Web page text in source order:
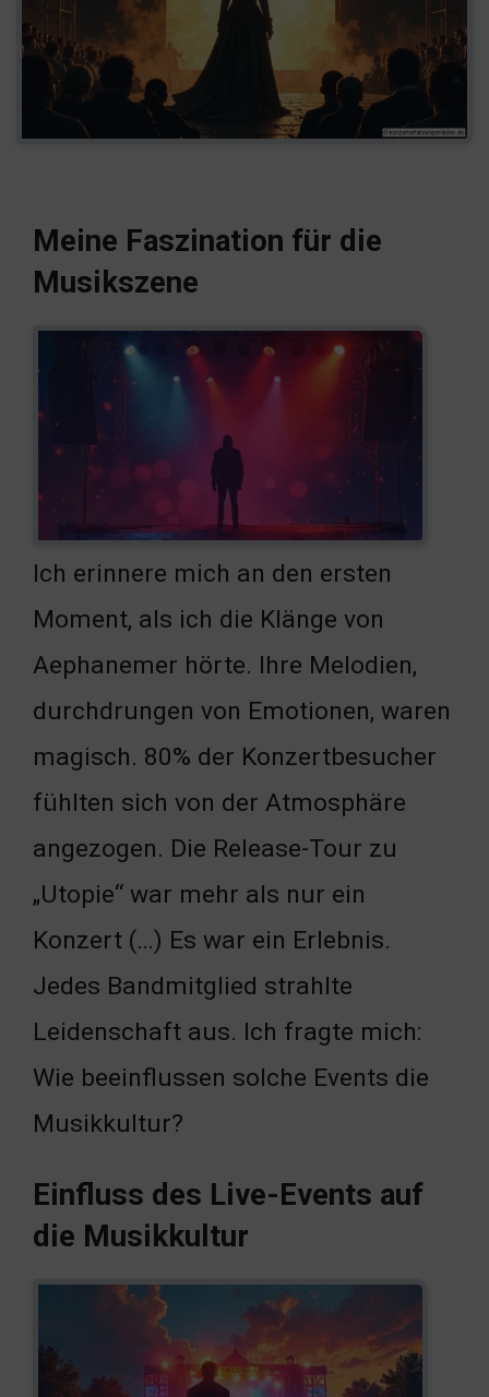
Meine Faszination für die
Musikszene
Ich erinnere mich an den ersten
Moment, als ich die Klänge von
Aephanemer hörte. Ihre Melodien,
durchdrungen von Emotionen, waren
magisch. 80% der Konzertbesucher
fühlten sich von der Atmosphäre
angezogen. Die Release-Tour zu
„Utopie“ war mehr als nur ein
Konzert (…) Es war ein Erlebnis.
Jedes Bandmitglied strahlte
Leidenschaft aus. Ich fragte mich:
Wie beeinflussen solche Events die
Musikkultur?
Einfluss des Live-Events auf
die Musikkultur